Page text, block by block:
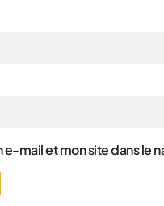
e-mail et mon site dans le